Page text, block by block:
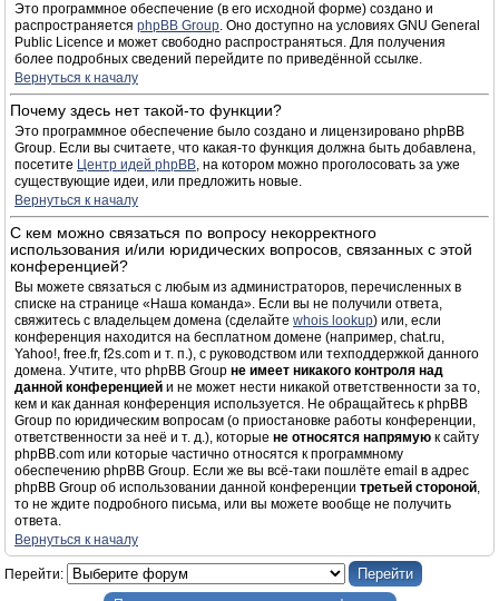
Это программное обеспечение (в его исходной форме) создано и
распространяется phpBB Group. Оно доступно на условиях GNU General
Public Licence и может свободно распространяться. Для получения
более подробных сведений перейдите по приведённой ссылке.
Вернуться к началу
Почему здесь нет такой-то функции?
Это программное обеспечение было создано и лицензировано phpBB
Group. Если вы считаете, что какая-то функция должна быть добавлена,
посетите Центр идей phpBB, на котором можно проголосовать за уже
существующие идеи, или предложить новые.
Вернуться к началу
С кем можно связаться по вопросу некорректного
использования и/или юридических вопросов, связанных с этой
конференцией?
Вы можете связаться с любым из администраторов, перечисленных в
списке на странице «Наша команда». Если вы не получили ответа,
свяжитесь с владельцем домена (сделайте whois lookup) или, если
конференция находится на бесплатном домене (например, chat.ru,
Yahoo!, free.fr, f2s.com и т. п.), с руководством или техподдержкой данного
домена. Учтите, что phpBB Group не имеет никакого контроля над
данной конференцией и не может нести никакой ответственности за то,
кем и как данная конференция используется. Не обращайтесь к phpBB
Group по юридическим вопросам (о приостановке работы конференции,
ответственности за неё и т. д.), которые не относятся напрямую к сайту
phpBB.com или которые частично относятся к программному
обеспечению phpBB Group. Если же вы всё-таки пошлёте email в адрес
phpBB Group об использовании данной конференции третьей стороной,
то не ждите подробного письма, или вы можете вообще не получить
ответа.
Вернуться к началу
Перейти: